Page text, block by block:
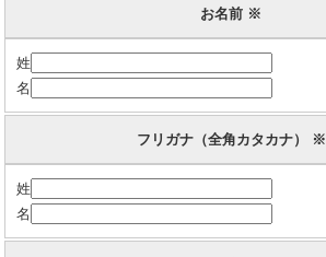
お名前 ※
姓
名
フリガナ（全角カタカナ） ※
姓
名